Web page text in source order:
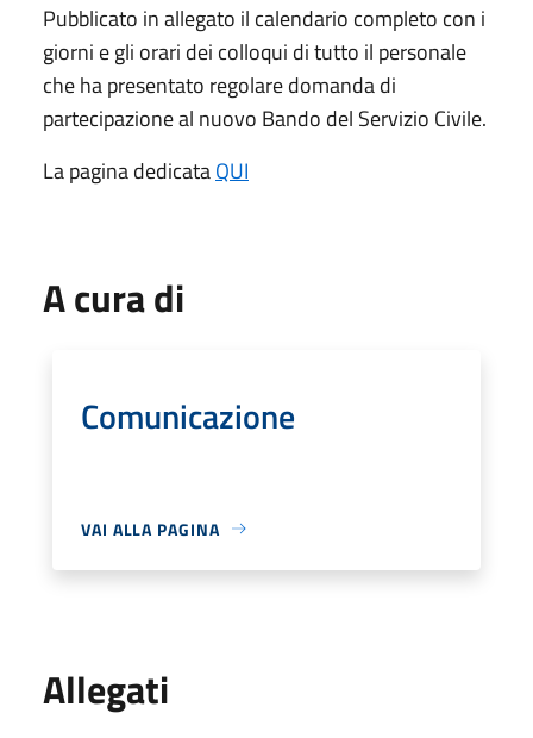
Pubblicato in allegato il calendario completo con i
giorni e gli orari dei colloqui di tutto il personale
che ha presentato regolare domanda di
partecipazione al nuovo Bando del Servizio Civile.
La pagina dedicataQUI
A cura di
Comunicazione
VAI ALLA PAGINA
Allegati